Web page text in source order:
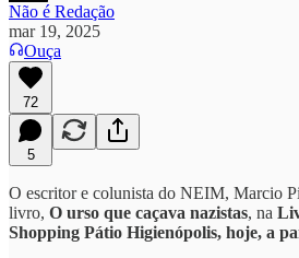
Não é Redação
mar 19, 2025
Ouça
72
5
O escritor e colunista do NEIM, Marcio
livro, O urso que caçava nazistas, na
Shopping Pátio Higienópolis, hoje, a